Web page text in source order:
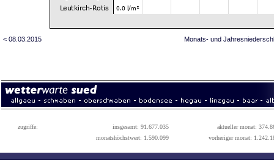
< 08.03.2015 Monats- und
zugriffe: insgesamt: 91.677.035
aktueller monat:
monatshöchstwert: 1.590.099
vorheriger monat: